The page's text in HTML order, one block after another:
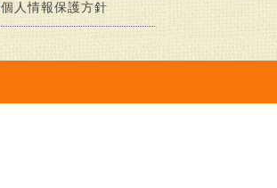
個人情報保護方針